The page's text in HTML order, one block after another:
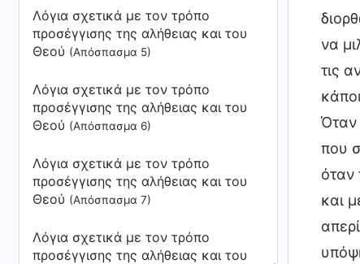
Λόγια σχετικά με τον τρόπο
προσέγγισης της αλήθειας και του
Θεού (Απόσπασμα 5)
Λόγια σχετικά με τον τρόπο
προσέγγισης της αλήθειας και του
Θεού (Απόσπασμα 6)
Λόγια σχετικά με τον τρόπο
προσέγγισης της αλήθειας και του
Θεού (Απόσπασμα 7)
Λόγια σχετικά με τον τρόπο
προσέγγισης της αλήθειας και του